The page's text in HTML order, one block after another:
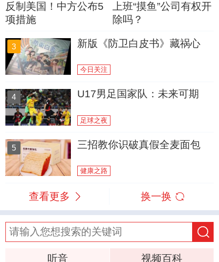
反制美国！中方公布5
项措施
上班“摸鱼”公司有权开
除吗？
3 新版《防卫白皮书》藏祸心
今日关注
4 U17男足国家队：未来可期
足球之夜
5 三招教你识破真假全麦面包
健康之路
查看更多 换一换
听音 视频百科